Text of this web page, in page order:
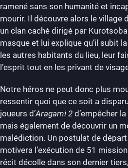
ramené sans son humanité et
mourir. Il découvre alors le village
un clan caché dirigé par
masque et lui explique qu’il subit
les autres habitants du lieu, leur
l’esprit tout en les privant de
Notre héros ne peut donc plus
ressentir quoi que ce soit a
joueurs d’Aragami 2 d’empêcher
mais également de découvrir un
malédiction. Un postulat de
motivera l’exécution de 51
récit décolle dans son dernier